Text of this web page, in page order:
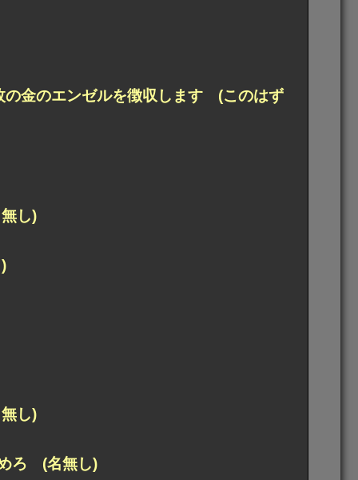
の金のエンゼルを徴収します (このはず
し)
し)
めろ (名無し)